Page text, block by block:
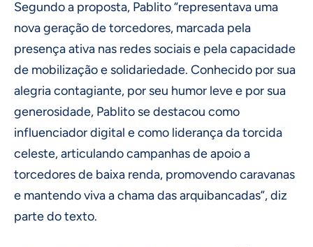
Segundo a proposta, Pablito “representava uma
nova geração de torcedores, marcada pela
presença ativa nas redes sociais e pela capacidade
de mobilização e solidariedade. Conhecido por sua
alegria contagiante, por seu humor leve e por sua
generosidade, Pablito se destacou como
influenciador digital e como liderança da torcida
celeste, articulando campanhas de apoio a
torcedores de baixa renda, promovendo caravanas
e mantendo viva a chama das arquibancadas”, diz
parte do texto.